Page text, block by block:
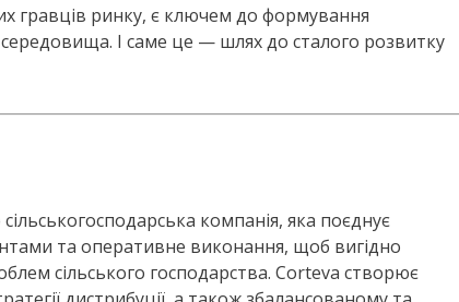
гравців ринку, є ключем до формування
І саме це — шлях до сталого розвитку
компанія, яка поєднує
та оперативне виконання, щоб вигідно
сільського господарства. Corteva створює